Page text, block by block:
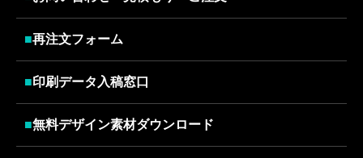
■再注文フォーム
■印刷データ入稿窓口
■無料デザイン素材ダウンロード